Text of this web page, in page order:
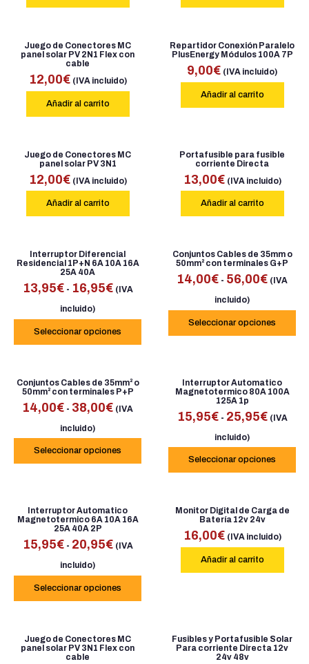
Juego de Conectores MC
panel solar PV 2N1 Flex con
cable
12,00€ (IVA incluido)
Añadir al carrito
Repartidor Conexión Paralelo
PlusEnergy Módulos 100A 7P
9,00€ (IVA incluido)
Añadir al carrito
Juego de Conectores MC
panel solar PV 3N1
12,00€ (IVA incluido)
Añadir al carrito
Portafusible para fusible
corriente Directa
13,00€ (IVA incluido)
Añadir al carrito
Interruptor Diferencial
Residencial 1P+N 6A 10A 16A
25A 40A
13,95€ - 16,95€ (IVA
incluido)
Seleccionar opciones
Conjuntos Cables de 35mm o
50mm² con terminales G+P
14,00€ - 56,00€ (IVA
incluido)
Seleccionar opciones
Conjuntos Cables de 35mm² o
50mm² con terminales P+P
14,00€ - 38,00€ (IVA
incluido)
Seleccionar opciones
Interruptor Automatico
Magnetotermico 80A 100A
125A 1p
15,95€ - 25,95€ (IVA
incluido)
Seleccionar opciones
Interruptor Automatico
Magnetotermico 6A 10A 16A
25A 40A 2P
15,95€ - 20,95€ (IVA
incluido)
Seleccionar opciones
Monitor Digital de Carga de
Batería 12v 24v
16,00€ (IVA incluido)
Añadir al carrito
Juego de Conectores MC
panel solar PV 3N1 Flex con
cable
Fusibles y Portafusible Solar
Para corriente Directa 12v
24v 48v